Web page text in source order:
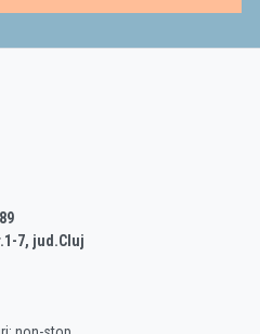
7, jud.Cluj